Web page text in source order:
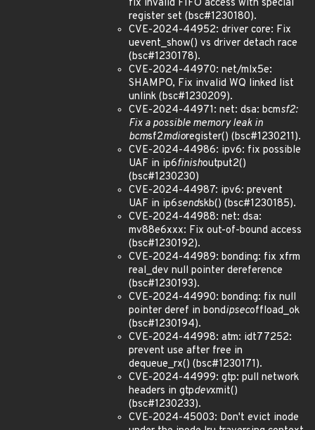
fix invalid FIFO access with special
register set (bsc#1230180).
CVE-2024-44952: driver core: Fix
uevent_show() vs driver detach race
(bsc#1230178).
CVE-2024-44970: net/mlx5e:
SHAMPO, Fix invalid WQ linked list
unlink (bsc#1230209).
CVE-2024-44971: net: dsa: bcmsf2:
Fix a possible memory leak in
bcmsf2mdioregister() (bsc#1230211).
CVE-2024-44986: ipv6: fix possible
UAF in ip6finishoutput2()
(bsc#1230230)
CVE-2024-44987: ipv6: prevent
UAF in ip6sendskb() (bsc#1230185).
CVE-2024-44988: net: dsa:
mv88e6xxx: Fix out-of-bound access
(bsc#1230192).
CVE-2024-44989: bonding: fix xfrm
real_dev null pointer dereference
(bsc#1230193).
CVE-2024-44990: bonding: fix null
pointer deref in bondipsecoffload_ok
(bsc#1230194).
CVE-2024-44998: atm: idt77252:
prevent use after free in
dequeue_rx() (bsc#1230171).
CVE-2024-44999: gtp: pull network
headers in gtpdevxmit()
(bsc#1230233).
CVE-2024-45003: Don't evict inode